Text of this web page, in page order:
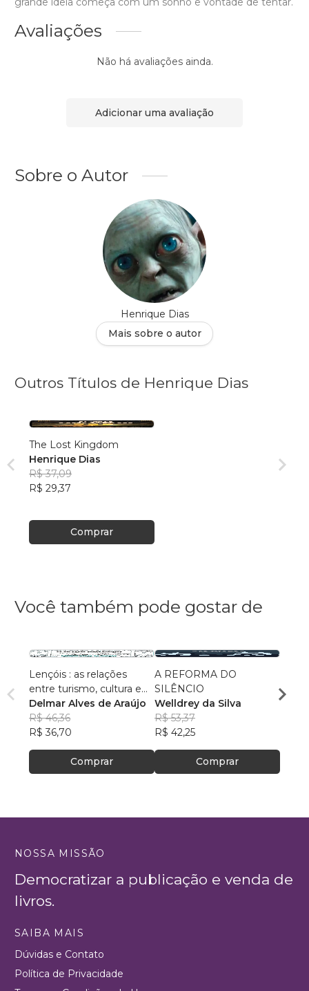
Avaliações
Não há avaliações ainda.
Adicionar uma avaliação
Sobre o Autor
Henrique Dias
Mais sobre o autor
Outros Títulos de Henrique Dias
The Lost Kingdom
Henrique Dias
R$ 37,09
R$ 29,37
Comprar
Você também pode gostar de
Lençóis : as relações
entre turismo, cultura e
ambiente
Delmar Alves de Araújo
R$ 46,36
R$ 36,70
Comprar
A REFORMA DO
SILÊNCIO
Welldrey da Silva
R$ 53,37
R$ 42,25
Comprar
NOSSA MISSÃO
Democratizar a publicação e venda de
livros.
SAIBA MAIS
Dúvidas e Contato
Política de Privacidade